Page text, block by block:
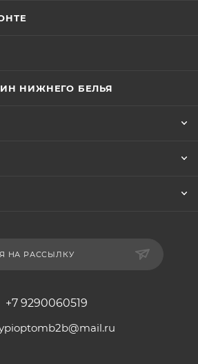
НИЖНЕГО БЕЛЬЯ
НА РАССЫЛКУ
+7 9290060519